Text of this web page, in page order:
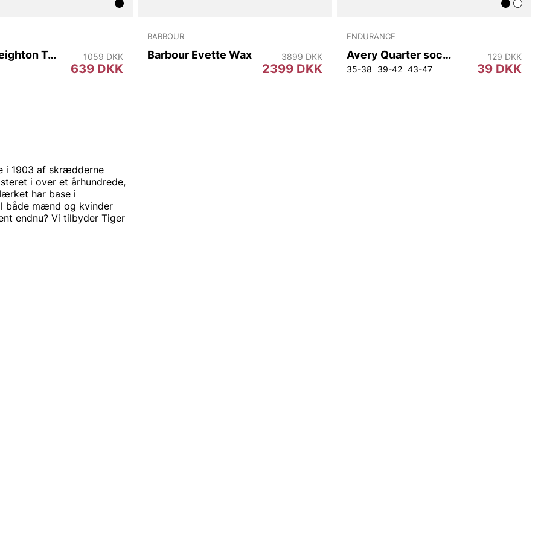
Barbour Leighton Tall Welly
639 DKK
1059 DKK
BARBOUR
Barbour Evette Wax
2399 DKK
3899 DKK
ENDURANCE
Avery Quarter sock 3-pack
35-38 39-42 43-47 39 DKK
129 DKK
i 1903 af skrædderne
i over et århundrede,
har base i
både mænd og kvinder
endnu? Vi tilbyder Tiger
også med
udvalget til mænd.
of Sweden
Tiger of Swedens
eller blazerer til både
materialer og den
der er tidsløst og som
betyde arbejde eller
kan du selvfølgelig
et par afslappede
På vores side
såvel som regular
Sweden give dig de der
er af høj kvalitet i